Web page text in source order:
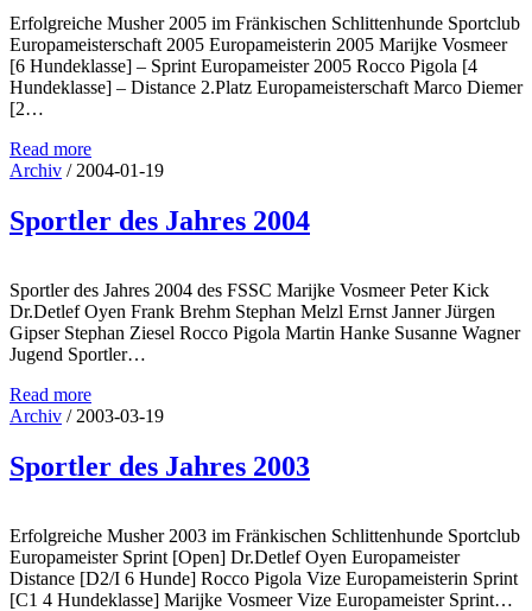
Erfolgreiche Musher 2005 im Fränkischen Schlittenhunde Sportclub
Europameisterschaft 2005 Europameisterin 2005 Marijke Vosmeer
[6 Hundeklasse] – Sprint Europameister 2005 Rocco Pigola [4
Hundeklasse] – Distance 2.Platz Europameisterschaft Marco Diemer
[2…
Read more
Archiv / 2004-01-19
Sportler des Jahres 2004
Sportler des Jahres 2004 des FSSC Marijke Vosmeer Peter Kick
Dr.Detlef Oyen Frank Brehm Stephan Melzl Ernst Janner Jürgen
Gipser Stephan Ziesel Rocco Pigola Martin Hanke Susanne Wagner
Jugend Sportler…
Read more
Archiv / 2003-03-19
Sportler des Jahres 2003
Erfolgreiche Musher 2003 im Fränkischen Schlittenhunde Sportclub
Europameister Sprint [Open] Dr.Detlef Oyen Europameister
Distance [D2/I 6 Hunde] Rocco Pigola Vize Europameisterin Sprint
[C1 4 Hundeklasse] Marijke Vosmeer Vize Europameister Sprint…